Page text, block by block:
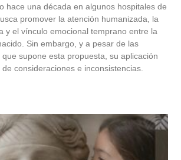
hace una década en algunos hospitales de
promover la atención humanizada, la
y el vínculo emocional temprano entre la
Sin embargo, y a pesar de las
supone esta propuesta, su aplicación
consideraciones e inconsistencias.